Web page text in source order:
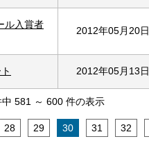
ル入賞者
2012年05月20日
2012年05月13日
581 ～ 600 件の表示
28 29 30 31 32